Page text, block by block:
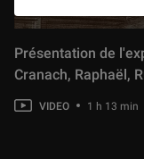
Présentation de
Cranach, Raphaël,
VIDEO 1 h 13 min